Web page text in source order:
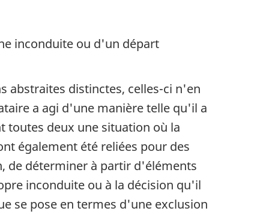
inconduite ou d'un départ
abstraites distinctes, celles-ci n'en
a agi d'une manière telle qu'il a
toutes deux une situation où la
également été reliées pour des
de déterminer à partir d'éléments
inconduite ou à la décision qu'il
se pose en termes d'une exclusion